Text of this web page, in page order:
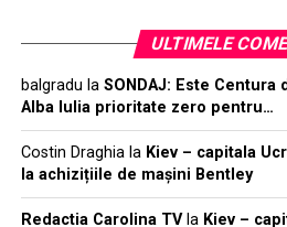
ULTIMELE
balgradu la SONDAJ: Este
Alba Iulia prioritate zero pentru…
Costin Draghiala Kiev – capitala
la achizițiile de mașini Bentley
Redactia Carolina TVla Kiev –